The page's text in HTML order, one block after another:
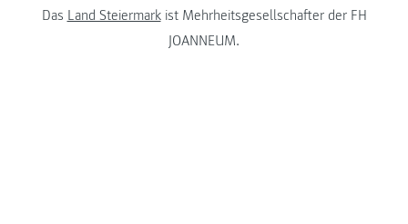
Das Land Steiermarkist Mehrheitsgesellschafter der FH
JOANNEUM.